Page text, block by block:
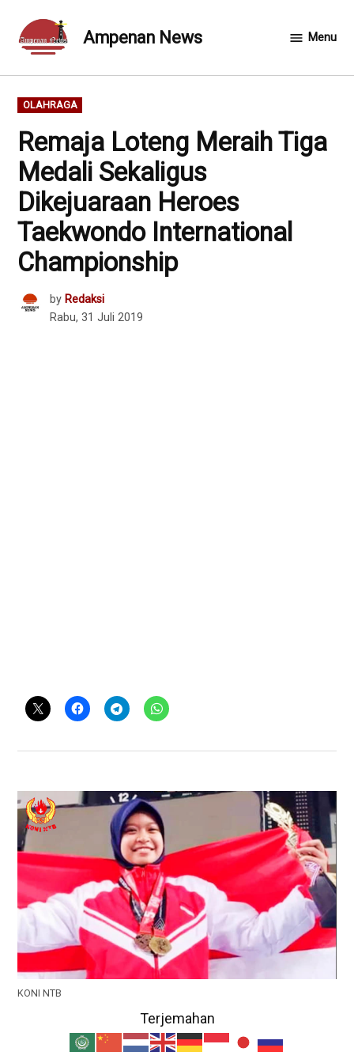
content
Ampenan News Menu
POSTED
IN
OLAHRAGA
Remaja Loteng Meraih Tiga
Medali Sekaligus
Dikejuaraan Heroes
Taekwondo International
Championship
by Redaksi
Rabu, 31 Juli 2019
KONI NTB
Terjemahan